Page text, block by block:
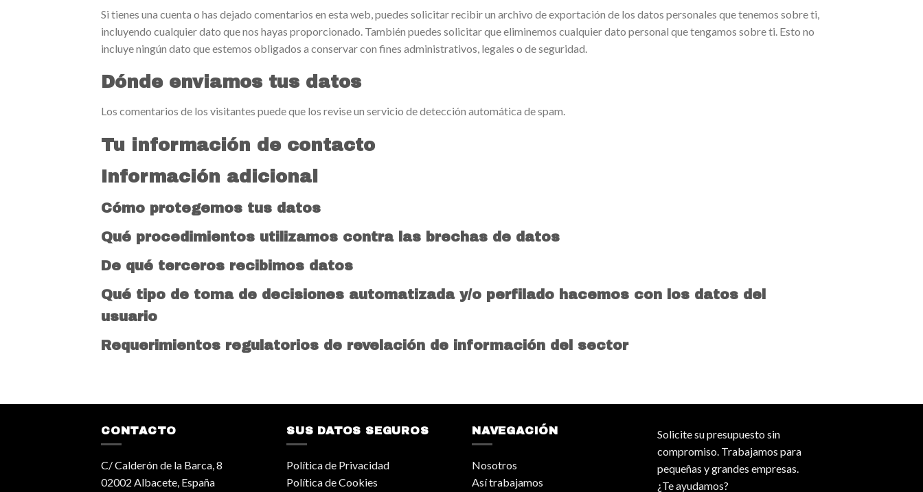
Si tienes una cuenta o has dejado comentarios en esta web, puedes solicitar recibir un archivo de exportación de los datos personales que tenemos sobre ti,
incluyendo cualquier dato que nos hayas proporcionado. También puedes solicitar que eliminemos cualquier dato personal que tengamos sobre ti. Esto no
incluye ningún dato que estemos obligados a conservar con fines administrativos, legales o de seguridad.
Dónde enviamos tus datos
Los comentarios de los visitantes puede que los revise un servicio de detección automática de spam.
Tu información de contacto
Información adicional
Cómo protegemos tus datos
Qué procedimientos utilizamos contra las brechas de datos
De qué terceros recibimos datos
Qué tipo de toma de decisiones automatizada y/o perfilado hacemos con los datos del
usuario
Requerimientos regulatorios de revelación de información del sector
CONTACTO
C/ Calderón de la Barca, 8
02002 Albacete, España
SUS DATOS SEGUROS
Política de Privacidad
Política de Cookies
NAVEGACIÓN
Nosotros
Así trabajamos
Solicite su presupuesto sin
compromiso. Trabajamos para
pequeñas y grandes empresas.
¿Te ayudamos?